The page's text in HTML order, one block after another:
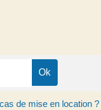
de mise en location ?